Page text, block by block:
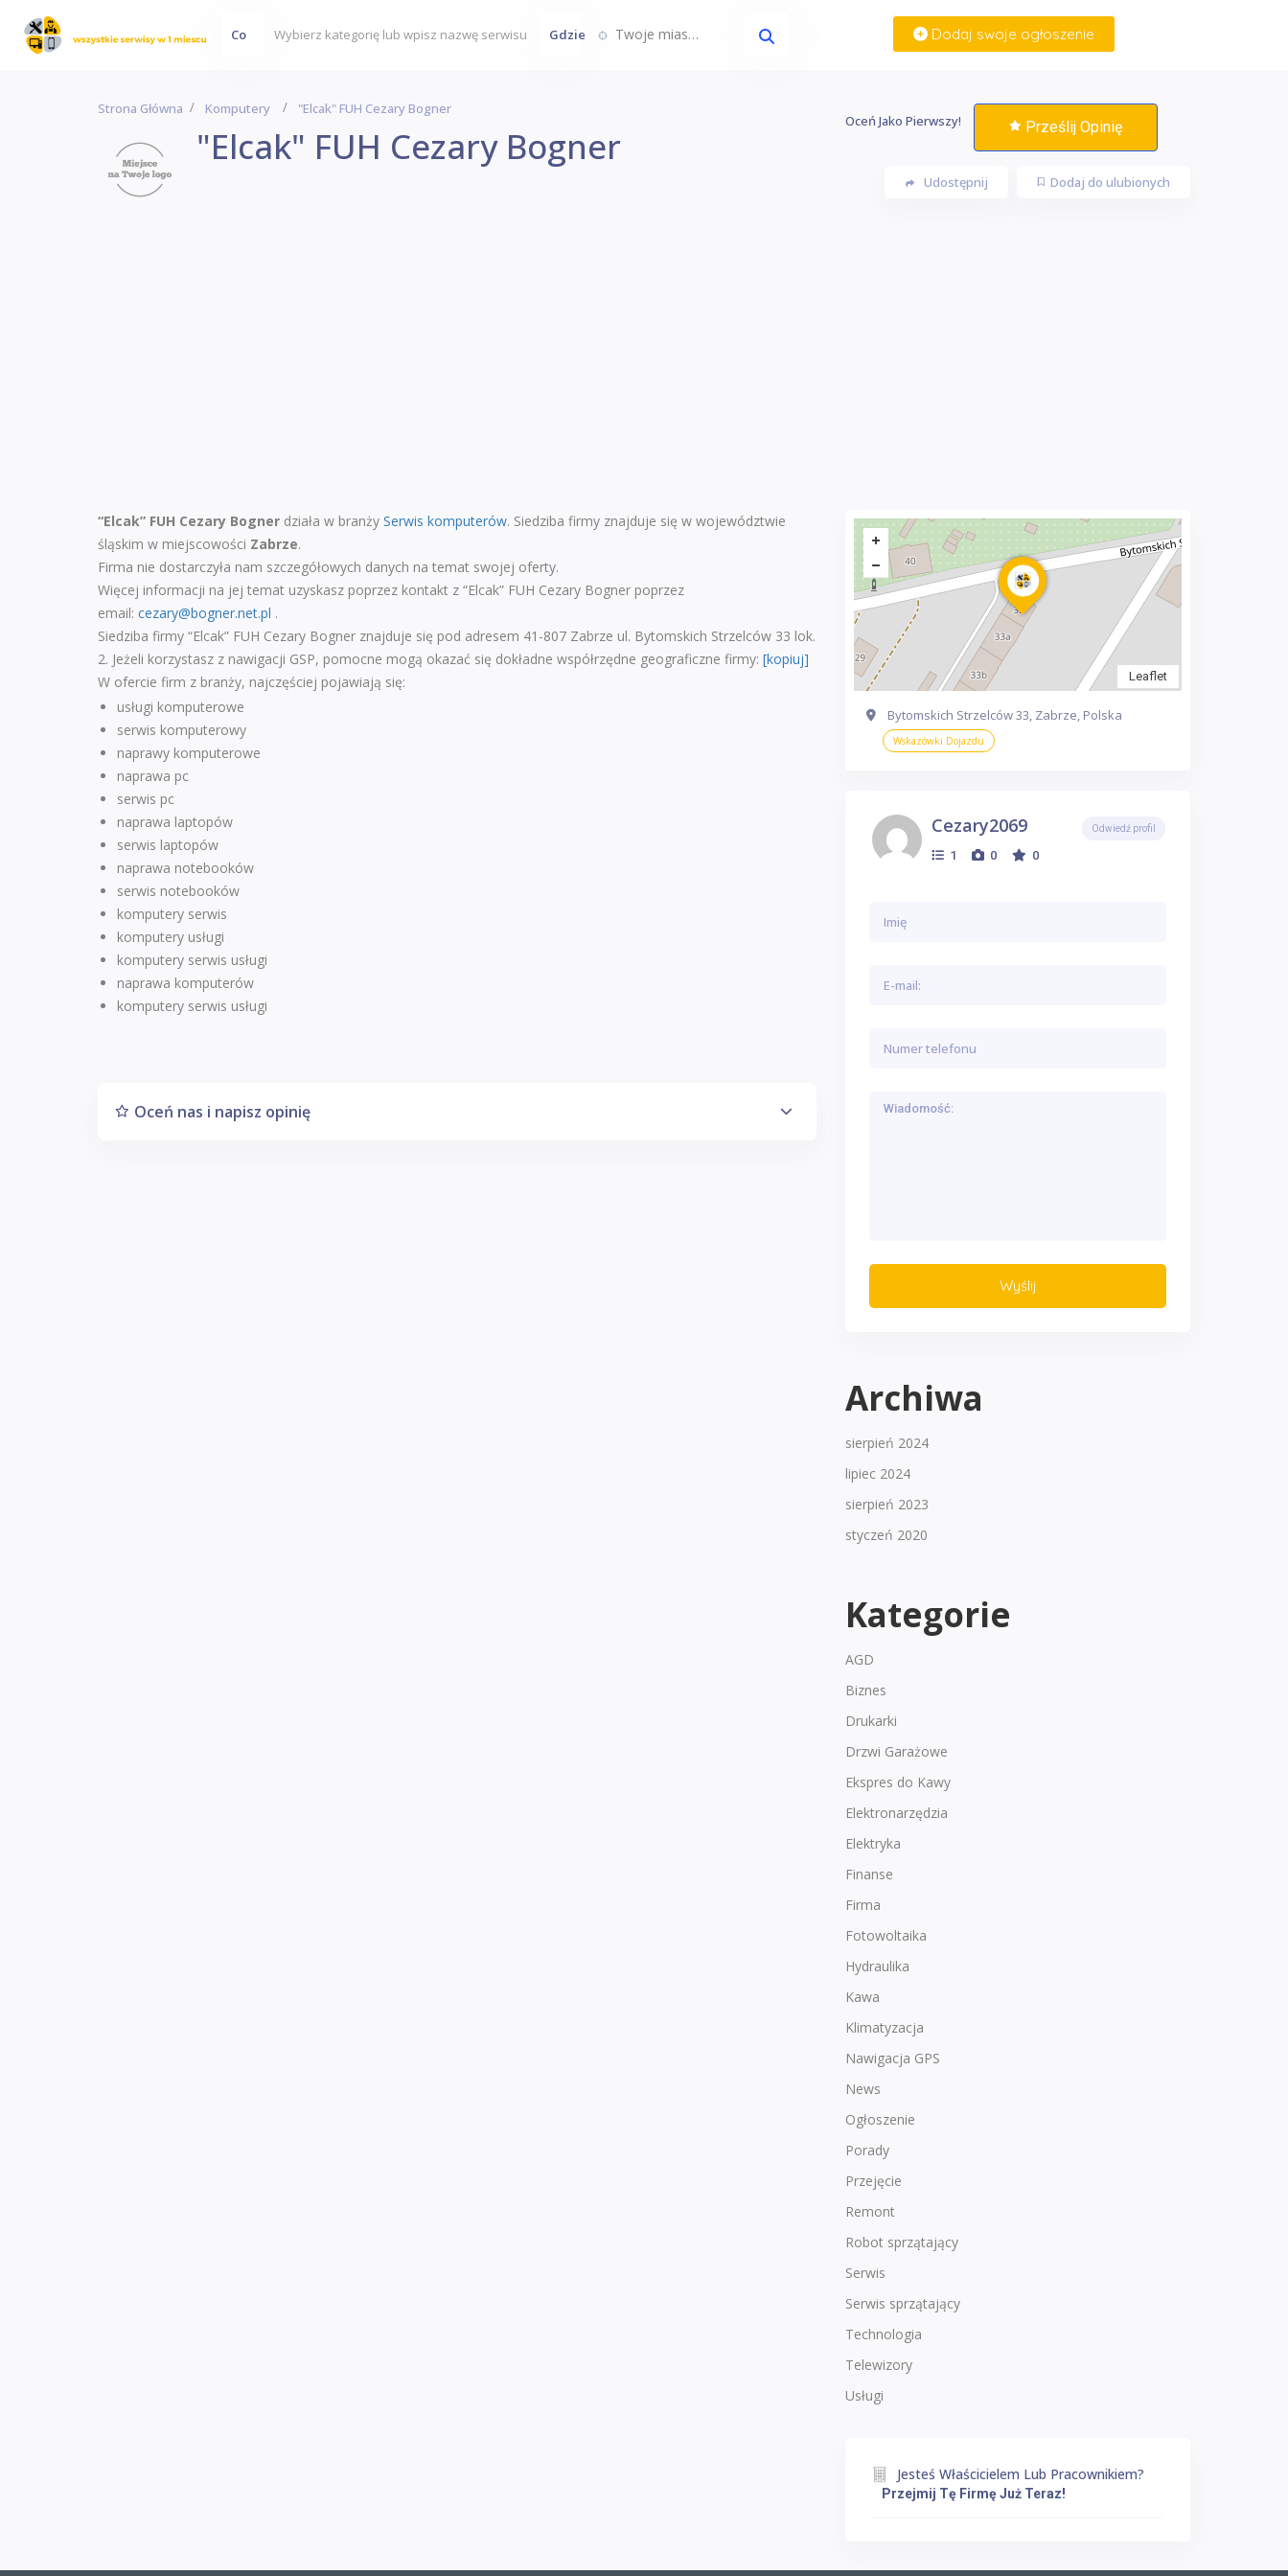
Co Gdzie Twoje miasto... Dodaj swoje ogłoszenie
Strona Główna Komputery "Elcak" FUH Cezary Bogner
"Elcak" FUH Cezary Bogner
Oceń Jako Pierwszy! Prześlij Opinię
Dodaj do ulubionych
Udostępnij
“Elcak” FUH Cezary Bogner działa w branży Serwis komputerów. Siedziba firmy znajduje się w województwie
śląskim w miejscowości Zabrze.
Firma nie dostarczyła nam szczegółowych danych na temat swojej oferty.
Więcej informacji na jej temat uzyskasz poprzez kontakt z “Elcak” FUH Cezary Bogner poprzez
email: cezary@bogner.net.pl .
Siedziba firmy “Elcak” FUH Cezary Bogner znajduje się pod adresem 41-807 Zabrze ul. Bytomskich Strzelców 33 lok.
2. Jeżeli korzystasz z nawigacji GSP, pomocne mogą okazać się dokładne współrzędne geograficzne firmy: [kopiuj]
W ofercie firm z branży, najczęściej pojawiają się:
usługi komputerowe
serwis komputerowy
naprawy komputerowe
naprawa pc
serwis pc
naprawa laptopów
serwis laptopów
naprawa notebooków
serwis notebooków
komputery serwis
komputery usługi
komputery serwis usługi
naprawa komputerów
komputery serwis usługi
Oceń nas i napisz opinię
Leaflet
Bytomskich Strzelców 33, Zabrze, Polska
Wskazówki Dojazdu
Cezary2069
1 0 0
Odwiedź profil
Archiwa
sierpień 2024
lipiec 2024
sierpień 2023
styczeń 2020
Kategorie
AGD
Biznes
Drukarki
Drzwi Garażowe
Ekspres do Kawy
Elektronarzędzia
Elektryka
Finanse
Firma
Fotowoltaika
Hydraulika
Kawa
Klimatyzacja
Nawigacja GPS
News
Ogłoszenie
Porady
Przejęcie
Remont
Robot sprzątający
Serwis
Serwis sprzątający
Technologia
Telewizory
Usługi
Jesteś Właścicielem Lub Pracownikiem?
Przejmij Tę Firmę Już Teraz!